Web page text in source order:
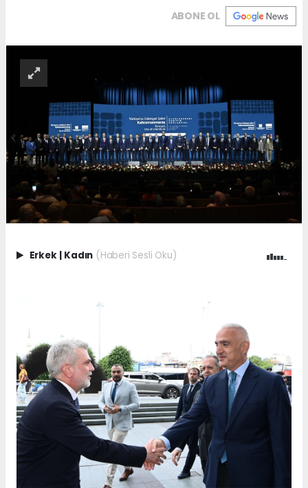
ABONE OL
Erkek | Kadın (Haberi Sesli Oku)